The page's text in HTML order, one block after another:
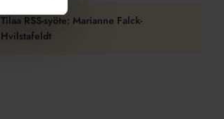
Tilaa RSS-syöte: Marianne Falck-
Hvilstafeldt